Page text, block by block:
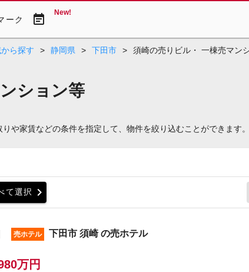
ーク event_note New!
ら探す > 静岡県 > 下田市 > 須崎の売りビル・ 一棟売マン
ション等
や家賃などの条件を指定して、物件を絞り込むことができます。
て選択 chevron_right
売ホテル 下田市 須崎 の売ホテル
万円